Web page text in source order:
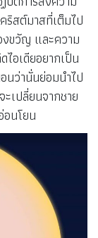
ริสต์มาสที่เต็มไป
งขวัญ และความ
อเดียอยากเป็น
ว่านั่นย่อมนำไป
เปลี่ยนจากชาย
นโยน